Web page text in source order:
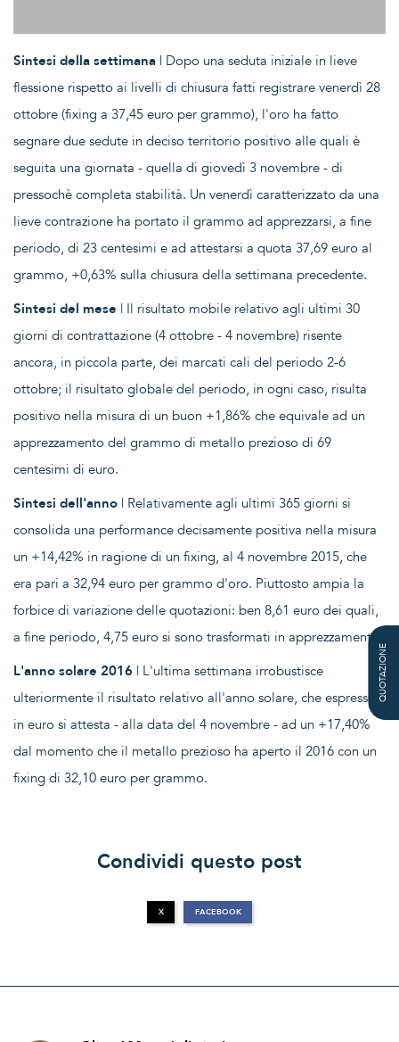
Sintesi della settimana | Dopo una seduta iniziale in lieve
flessione rispetto ai livelli di chiusura fatti registrare venerdì 28
ottobre (fixing a 37,45 euro per grammo), l'oro ha fatto
segnare due sedute in deciso territorio positivo alle quali è
seguita una giornata - quella di giovedì 3 novembre - di
pressochè completa stabilità. Un venerdì caratterizzato da una
lieve contrazione ha portato il grammo ad apprezzarsi, a fine
periodo, di 23 centesimi e ad attestarsi a quota 37,69 euro al
grammo, +0,63% sulla chiusura della settimana precedente.
Sintesi del mese | Il risultato mobile relativo agli ultimi 30
giorni di contrattazione (4 ottobre - 4 novembre) risente
ancora, in piccola parte, dei marcati cali del periodo 2-6
ottobre; il risultato globale del periodo, in ogni caso, risulta
positivo nella misura di un buon +1,86% che equivale ad un
apprezzamento del grammo di metallo prezioso di 69
centesimi di euro.
Sintesi dell'anno | Relativamente agli ultimi 365 giorni si
consolida una performance decisamente positiva nella misura
un +14,42% in ragione di un fixing, al 4 novembre 2015, che
era pari a 32,94 euro per grammo d'oro. Piuttosto ampia la
forbice di variazione delle quotazioni: ben 8,61 euro dei quali,
a fine periodo, 4,75 euro si sono trasformati in apprezzamento.
L'anno solare 2016 | L'ultima settimana irrobustisce
ulteriormente il risultato relativo all'anno solare, che espresso
in euro si attesta - alla data del 4 novembre - ad un +17,40%
dal momento che il metallo prezioso ha aperto il 2016 con un
fixing di 32,10 euro per grammo.
Condividi questo post
X FACEBOOK
QUOTAZIONE